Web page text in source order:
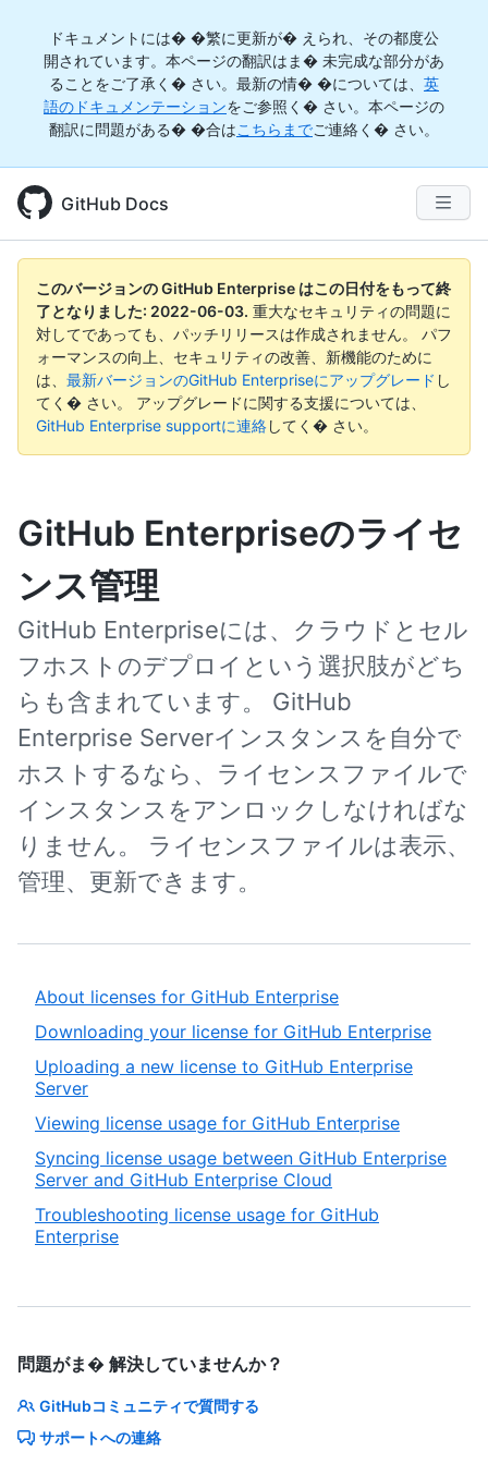
ドキュメントには� �繁に更新が� えられ、その都度公
開されています。本ページの翻訳はま� 未完成な部分があ
ることをご了承く� さい。最新の情� �については、 英
語のドキュメンテーションをご参照く� さい。本ページの
翻訳に問題がある� �合はこちらまでご連絡く� さい。
GitHub Docs
このバージョンの GitHub Enterprise はこの日付をもって終
了となりました: 2022-06-03. 重大なセキュリティの問題に
対してであっても、パッチリリースは作成されません。 パフ
ォーマンスの向上、セキュリティの改善、新機能のために
は、 最新バージョンのGitHub Enterpriseにアップグレード し
てく� さい。 アップグレードに関する支援については、
GitHub Enterprise supportに連絡してく� さい。
GitHub Enterpriseのライセ
ンス管理
GitHub Enterpriseには、クラウドとセル
フホストのデプロイという選択肢がどち
らも含まれています。 GitHub
Enterprise Serverインスタンスを自分で
ホストするなら、ライセンスファイルで
インスタンスをアンロックしなければな
りません。 ライセンスファイルは表示、
管理、更新できます。
About licenses for GitHub Enterprise
Downloading your license for GitHub Enterprise
Uploading a new license to GitHub Enterprise
Server
Viewing license usage for GitHub Enterprise
Syncing license usage between GitHub Enterprise
Server and GitHub Enterprise Cloud
Troubleshooting license usage for GitHub
Enterprise
問題がま� 解決していませんか？
GitHubコミュニティで質問する
サポートへの連絡